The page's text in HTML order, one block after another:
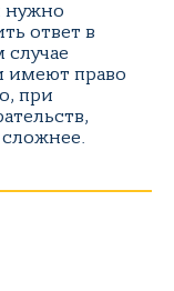
нужно
ответ в
имеют право
при